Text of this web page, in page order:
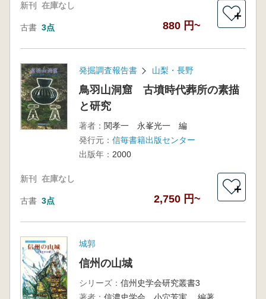
新刊 在庫なし
古書 3点 880 円~
＋
発掘調査報告書 山梨・長野
鳥羽山洞窟 古墳時代葬所の素描
と研究
著者： 関孝一 永峯光一 編
発行元： 信毎書籍出版センター
出版年： 2000
新刊 在庫なし
古書 3点 2,750 円~
＋
城郭
信州の山城
シリーズ： 信州史学会研究叢書3